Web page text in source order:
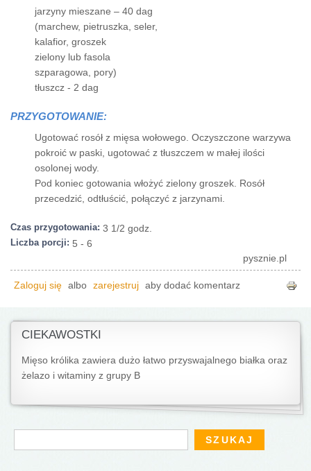
jarzyny mieszane – 40 dag
(marchew, pietruszka, seler,
kalafior, groszek
zielony lub fasola
szparagowa, pory)
tłuszcz - 2 dag
PRZYGOTOWANIE:
Ugotować rosół z mięsa wołowego. Oczyszczone warzywa
pokroić w paski, ugotować z tłuszczem w małej ilości
osolonej wody.
Pod koniec gotowania włożyć zielony groszek. Rosół
przecedzić, odtłuścić, połączyć z jarzynami.
Czas przygotowania: 3 1/2 godz.
Liczba porcji: 5 - 6
pysznie.pl
Zaloguj się albo zarejestruj aby dodać komentarz
CIEKAWOSTKI
Mięso królika zawiera dużo łatwo przyswajalnego białka oraz
żelazo i witaminy z grupy B
Formularz wyszukiwania
Szukaj